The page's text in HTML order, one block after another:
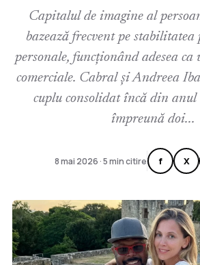
Capitalul de imagine al
bazează frecvent pe
personale, funcționând adesea
comerciale. Cabral și Andreea
cuplu consolidat încă din
împreună doi...
8 mai 2026 · 5 min citire f X